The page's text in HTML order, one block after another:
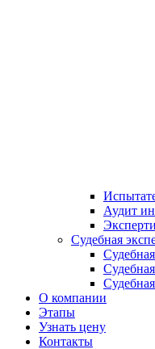
Аудит
Судебная
О компании
Этапы
Узнать цену
Контакты